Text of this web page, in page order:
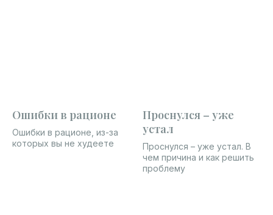
Ошибки в рационе
Ошибки в рационе, из-за
которых вы не худеете
Проснулся – уже
устал
Проснулся – уже устал. В
чем причина и как решить
проблему